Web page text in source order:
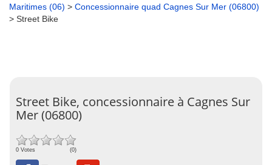
Maritimes (06) > Concessionnaire quad Cagnes Sur Mer (06800)
> Street Bike
Street Bike, concessionnaire à Cagnes Sur
Mer (06800)
0 Votes (0)